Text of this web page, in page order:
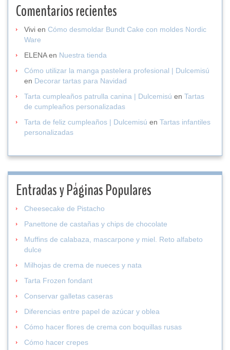
Comentarios recientes
Vivi en Cómo desmoldar Bundt Cake con moldes Nordic
Ware
ELENAen Nuestra tienda
Cómo utilizar la manga pastelera profesional | Dulcemisú
en Decorar tartas para Navidad
Tarta cumpleaños patrulla canina | Dulcemisú en Tartas
de cumpleaños personalizadas
Tarta de feliz cumpleaños | Dulcemisú en Tartas infantiles
personalizadas
Entradas y Páginas Populares
Cheesecake de Pistacho
Panettone de castañas y chips de chocolate
Muffins de calabaza, mascarpone y miel. Reto alfabeto
dulce
Milhojas de crema de nueces y nata
Tarta Frozen fondant
Conservar galletas caseras
Diferencias entre papel de azúcar y oblea
Cómo hacer flores de crema con boquillas rusas
Cómo hacer crepes